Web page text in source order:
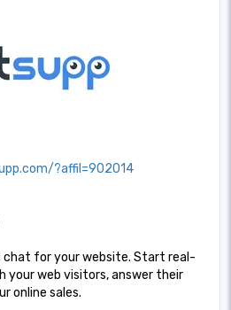
?affil=902014
chat for your website. Start real-
your web visitors, answer their
online sales.